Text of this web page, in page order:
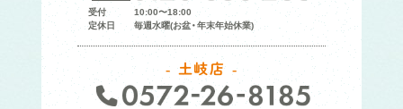
受付
10:00〜18:00
定休日
毎週水曜(お盆・年末年始休業)
土岐店